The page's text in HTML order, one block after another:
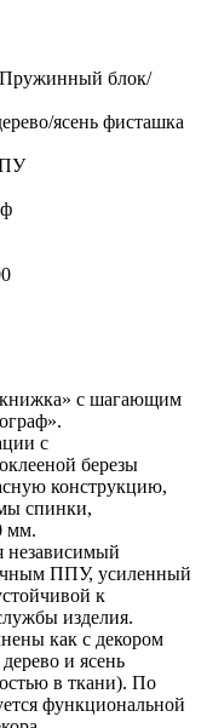
блок/
ясень фисташка
с шагающим
с
березы
конструкцию,
спинки,
мм.
независимый
ППУ, усиленный
к
изделия.
как с декором
и ясень
в ткани). По
функциональной